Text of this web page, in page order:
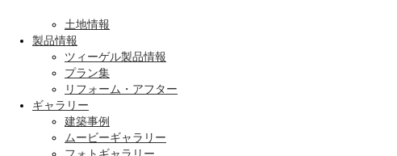
土地情報
製品情報
ツィーゲル製品情報
プラン集
リフォーム・アフター
ギャラリー
建築事例
ムービーギャラリー